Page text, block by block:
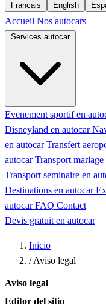
Francais English
Accueil Nos autocars
Services autocar
Evenement sportif en
Disneyland en autocar
en autocar Transfert
autocar Transport mariage
Transport seminaire en
Destinations en autocar
autocar FAQ Contact
Devis gratuit en autocar
Inicio
/ Aviso legal
Aviso legal
Editor del sitio